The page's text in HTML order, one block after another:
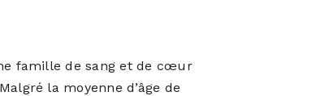
famille de sang et de cœur
la moyenne d’âge de